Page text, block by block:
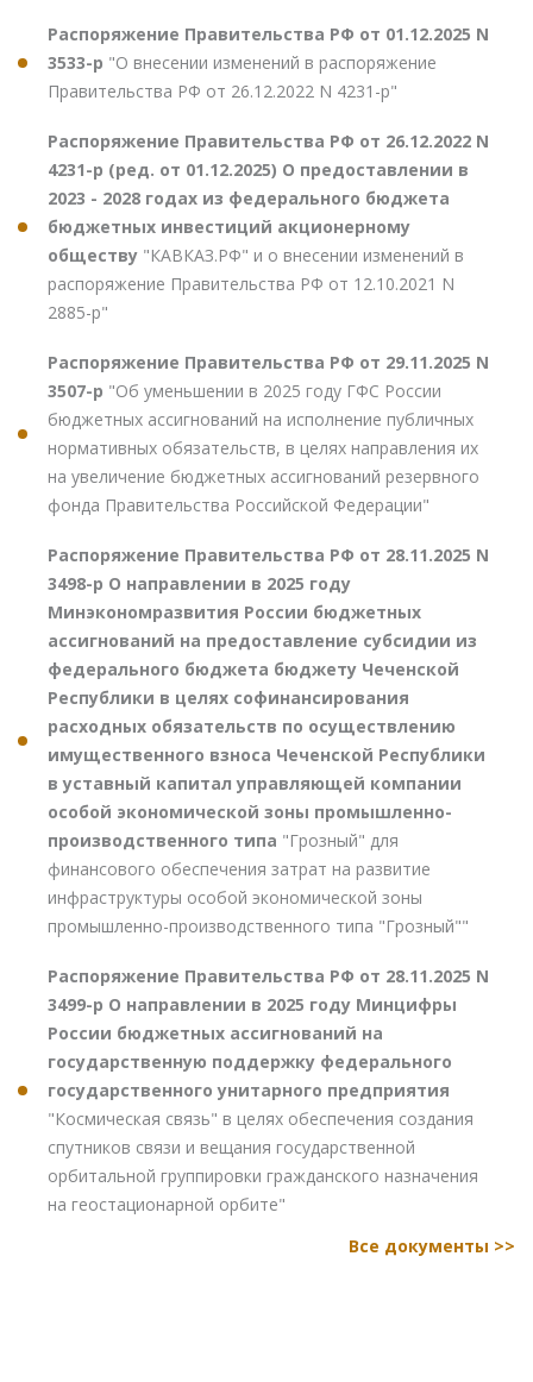
Распоряжение Правительства РФ от 01.12.2025 N
3533-р "О внесении изменений в распоряжение
Правительства РФ от 26.12.2022 N 4231-р"
Распоряжение Правительства РФ от 26.12.2022 N
4231-р (ред. от 01.12.2025) О предоставлении в
2023 - 2028 годах из федерального бюджета
бюджетных инвестиций акционерному
обществу "КАВКАЗ.РФ" и о внесении изменений в
распоряжение Правительства РФ от 12.10.2021 N
2885-р"
Распоряжение Правительства РФ от 29.11.2025 N
3507-р "Об уменьшении в 2025 году ГФС России
бюджетных ассигнований на исполнение публичных
нормативных обязательств, в целях направления их
на увеличение бюджетных ассигнований резервного
фонда Правительства Российской Федерации"
Распоряжение Правительства РФ от 28.11.2025 N
3498-р О направлении в 2025 году
Минэкономразвития России бюджетных
ассигнований на предоставление субсидии из
федерального бюджета бюджету Чеченской
Республики в целях софинансирования
расходных обязательств по осуществлению
имущественного взноса Чеченской Республики
в уставный капитал управляющей компании
особой экономической зоны промышленно-
производственного типа "Грозный" для
финансового обеспечения затрат на развитие
инфраструктуры особой экономической зоны
промышленно-производственного типа "Грозный""
Распоряжение Правительства РФ от 28.11.2025 N
3499-р О направлении в 2025 году Минцифры
России бюджетных ассигнований на
государственную поддержку федерального
государственного унитарного предприятия
"Космическая связь" в целях обеспечения создания
спутников связи и вещания государственной
орбитальной группировки гражданского назначения
на геостационарной орбите"
Все документы >>